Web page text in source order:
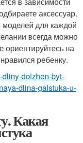
аксессуар.
моделей для каждой
всегда можно
ориентируйтесь на
ребенку.
dliny-dolzhen-byt-
dlina-galstuka-u-
Какая